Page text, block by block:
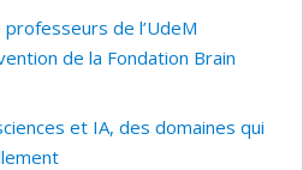
de l’UdeM
de la Fondation Brain
et IA, des domaines qui